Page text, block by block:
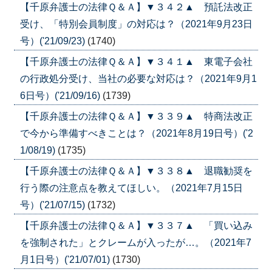
【千原弁護士の法律Ｑ＆Ａ】▼３４２▲ 預託法改正
受け、「特別会員制度」の対応は？（2021年9月23日
号）('21/09/23) (1740)
【千原弁護士の法律Ｑ＆Ａ】▼３４１▲ 東電子会社
の行政処分受け、当社の必要な対応は？（2021年9月1
6日号）('21/09/16) (1739)
【千原弁護士の法律Ｑ＆Ａ】▼３３９▲ 特商法改正
で今から準備すべきことは？（2021年8月19日号）('2
1/08/19) (1735)
【千原弁護士の法律Ｑ＆Ａ】▼３３８▲ 退職勧奨を
行う際の注意点を教えてほしい。（2021年7月15日
号）('21/07/15) (1732)
【千原弁護士の法律Ｑ＆Ａ】▼３３７▲ 「買い込み
を強制された」とクレームが入ったが…。（2021年7
月1日号）('21/07/01) (1730)